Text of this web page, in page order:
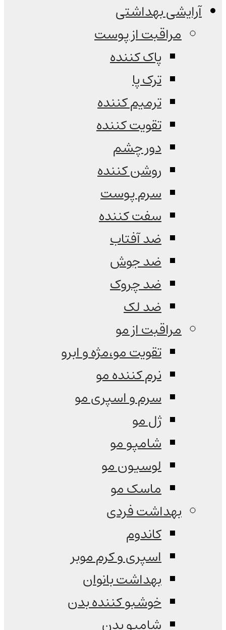
آرایشی بهداشتی
مراقبت از پوست
پاک کننده
ترک پا
ترمیم کننده
تقویت کننده
دور چشم
روشن کننده
سرم پوست
سفت کننده
ضد آفتاب
ضد جوش
ضد چروک
ضد لک
مراقبت از مو
تقویت مو،مژه و ابرو
نرم کننده مو
سرم و اسپری مو
ژل مو
شامپو مو
لوسیون مو
ماسک مو
بهداشت فردی
کاندوم
اسپری و کرم موبر
بهداشت بانوان
خوشبو کننده بدن
شامپو بدن